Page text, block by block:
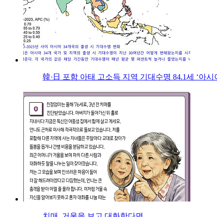
韓·日 포함 아태 고소득 지역 기대수명 84.1세 ‘아시